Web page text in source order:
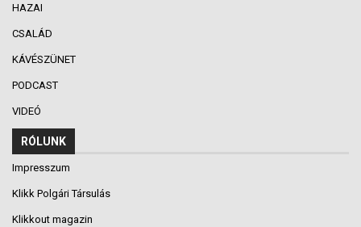
HAZAI
CSALÁD
KÁVÉSZÜNET
PODCAST
VIDEÓ
RÓLUNK
Impresszum
Klikk Polgári Társulás
Klikkout magazin